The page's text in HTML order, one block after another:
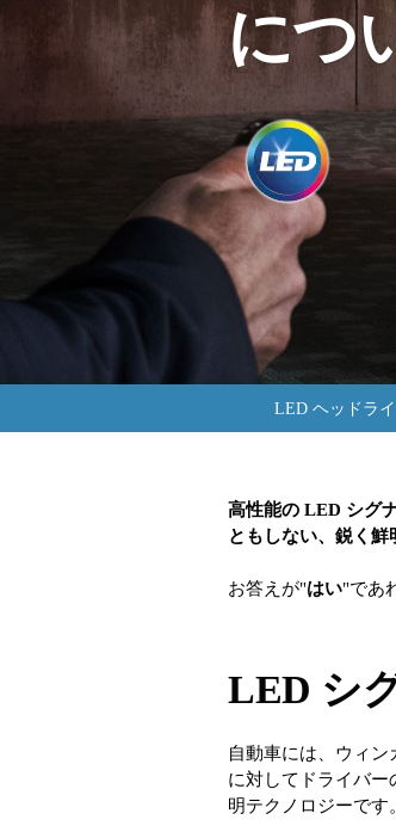
につ
LED ヘッドライ
高性能の LED シグ
ともしない、鋭く鮮
お答えが"はい"であ
LED シ
自動車には、ウィ
に対してドライバ
明テクノロジーです